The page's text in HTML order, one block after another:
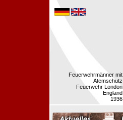
Feuerwehrmänner mit
Atemschutz
Feuerwehr London
England
1936